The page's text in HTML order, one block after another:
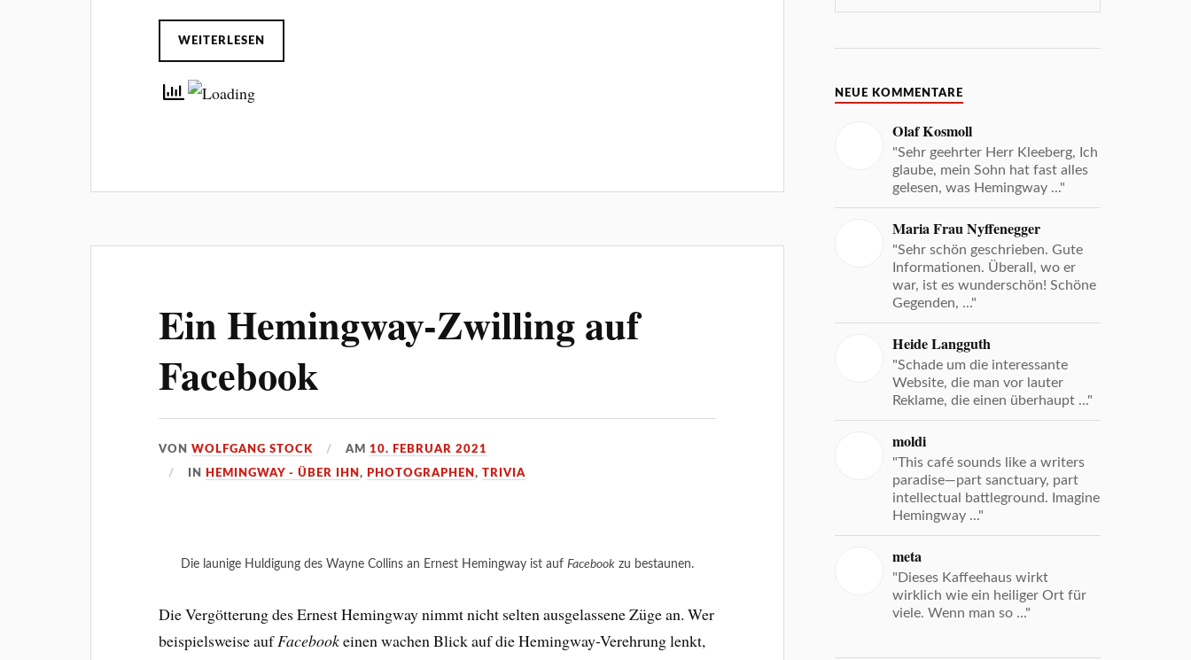
WEITERLESEN
Ein Hemingway-Zwilling auf
Facebook
VONWOLFGANG STOCK AM10. FEBRUAR 2021
IN HEMINGWAY - ÜBER IHN, PHOTOGRAPHEN,TRIVIA
Die launige Huldigung des Wayne Collins an Ernest Hemingway ist aufFacebook zu bestaunen.
Die Vergötterung des Ernest Hemingway nimmt nicht selten ausgelassene Züge an. Wer
beispielsweise aufFacebookeinen wachen Blick auf die Hemingway-Verehrung lenkt,
NEUE KOMMENTARE
Olaf Kosmoll
"Sehr geehrter Herr Kleeberg, Ich
glaube, mein Sohn hat fast alles
gelesen, was Hemingway ..."
Maria Frau Nyffenegger
"Sehr schön geschrieben. Gute
Informationen. Überall, wo er
war, ist es wunderschön! Schöne
Gegenden, ..."
Heide Langguth
"Schade um die interessante
Website, die man vor lauter
Reklame, die einen überhaupt ..."
moldi
"This café sounds like a writers
paradise—part sanctuary, part
intellectual battleground. Imagine
Hemingway ..."
meta
"Dieses Kaffeehaus wirkt
wirklich wie ein heiliger Ort für
viele. Wenn man so ..."